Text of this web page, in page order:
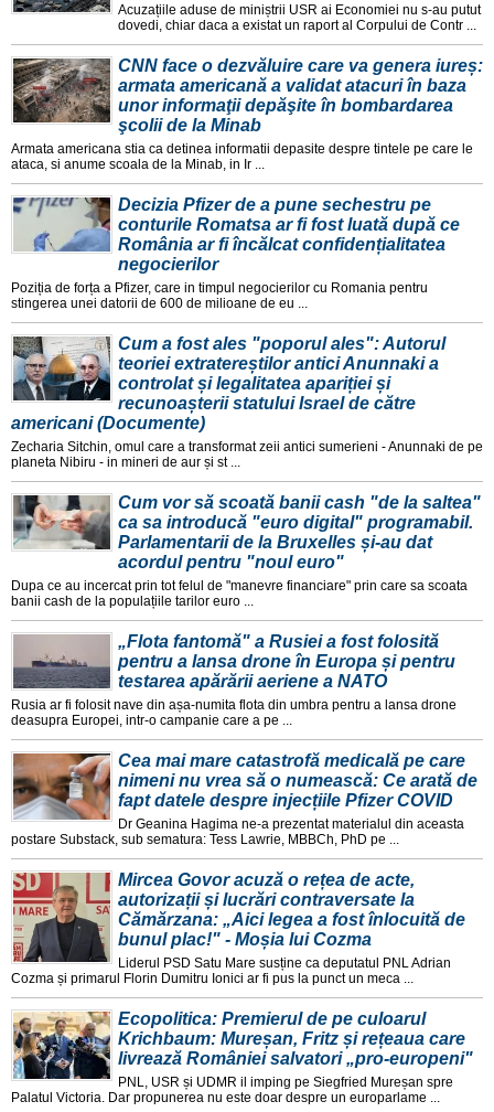
Acuzațiile aduse de miniștrii USR ai Economiei nu s-au putut
dovedi, chiar daca a existat un raport al Corpului de Contr ...
CNN face o dezvăluire care va genera iureș:
armata americană a validat atacuri în baza
unor informaţii depăşite în bombardarea
şcolii de la Minab
Armata americana stia ca detinea informatii depasite despre tintele pe care le
ataca, si anume scoala de la Minab, in Ir ...
Decizia Pfizer de a pune sechestru pe
conturile Romatsa ar fi fost luată după ce
România ar fi încălcat confidențialitatea
negocierilor
Poziția de forța a Pfizer, care in timpul negocierilor cu Romania pentru
stingerea unei datorii de 600 de milioane de eu ...
Cum a fost ales "poporul ales": Autorul
teoriei extratereștilor antici Anunnaki a
controlat și legalitatea apariției și
recunoașterii statului Israel de către
americani (Documente)
Zecharia Sitchin, omul care a transformat zeii antici sumerieni - Anunnaki de pe
planeta Nibiru - in mineri de aur și st ...
Cum vor să scoată banii cash "de la saltea"
ca sa introducă "euro digital" programabil.
Parlamentarii de la Bruxelles și-au dat
acordul pentru "noul euro"
Dupa ce au incercat prin tot felul de "manevre financiare" prin care sa scoata
banii cash de la populațiile tarilor euro ...
„Flota fantomă" a Rusiei a fost folosită
pentru a lansa drone în Europa și pentru
testarea apărării aeriene a NATO
Rusia ar fi folosit nave din așa-numita flota din umbra pentru a lansa drone
deasupra Europei, intr-o campanie care a pe ...
Cea mai mare catastrofă medicală pe care
nimeni nu vrea să o numească: Ce arată de
fapt datele despre injecțiile Pfizer COVID
Dr Geanina Hagima ne-a prezentat materialul din aceasta
postare Substack, sub sematura: Tess Lawrie, MBBCh, PhD pe ...
Mircea Govor acuză o rețea de acte,
autorizații și lucrări contraversate la
Cămărzana: „Aici legea a fost înlocuită de
bunul plac!" - Moșia lui Cozma
Liderul PSD Satu Mare susține ca deputatul PNL Adrian
Cozma și primarul Florin Dumitru Ionici ar fi pus la punct un meca ...
Ecopolitica: Premierul de pe culoarul
Krichbaum: Mureșan, Fritz și rețeaua care
livrează României salvatori „pro-europeni"
PNL, USR și UDMR il imping pe Siegfried Mureșan spre
Palatul Victoria. Dar propunerea nu este doar despre un europarlame ...